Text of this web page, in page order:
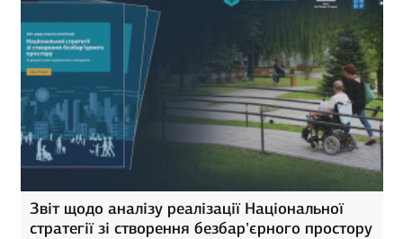
Звіт щодо аналізу реалізації Національної
стратегії зі створення безбар’єрного простору